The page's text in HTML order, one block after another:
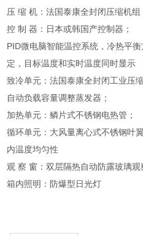
压 缩 机：法国泰康全封闭压缩机组
控 制 器：日本或韩国产控制器；
PID微电脑智能温控系统，冷热平
定，目标温度和实时温度同时显示
致冷单元：法国泰康全封闭工业压
自动负载容量调整蒸发器；
加热单元：鳞片式不锈钢电热管；
循环单元：大风量离心式不锈钢叶
内温度均匀性
观 察 窗：双层隔热自动防露玻璃观
箱内照明：防爆型日光灯